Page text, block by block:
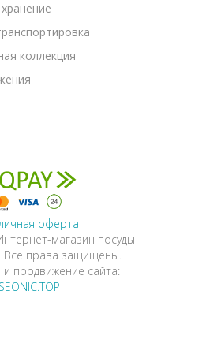
коллекция
оферта
магазин посуды
Все права защищены.
и продвижение сайта:
SEONIC.TOP